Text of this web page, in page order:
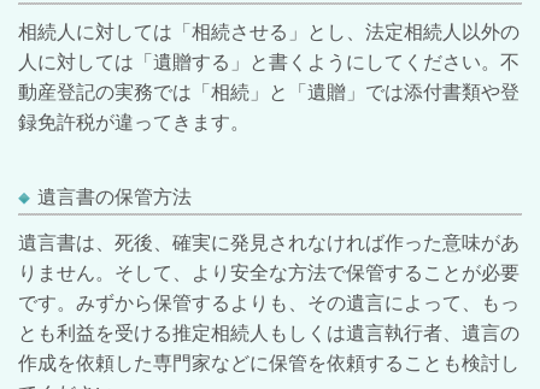
相続人に対しては「相続させる」とし、法定相続人以外の
人に対しては「遺贈する」と書くようにしてください。不
動産登記の実務では「相続」と「遺贈」では添付書類や登
録免許税が違ってきます。
遺言書の保管方法
遺言書は、死後、確実に発見されなければ作った意味があ
りません。そして、より安全な方法で保管することが必要
です。みずから保管するよりも、その遺言によって、もっ
とも利益を受ける推定相続人もしくは遺言執行者、遺言の
作成を依頼した専門家などに保管を依頼することも検討し